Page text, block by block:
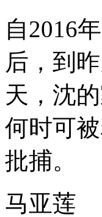
自2016
后，到
天，沈
何时可
批捕。
马亚莲